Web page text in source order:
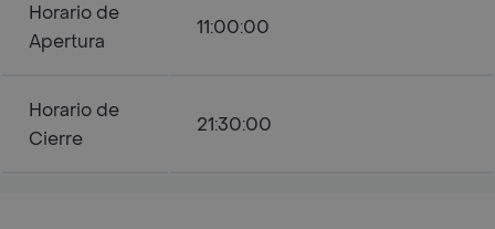
Horario de
Apertura
11:00:00
Horario de
Cierre
21:30:00